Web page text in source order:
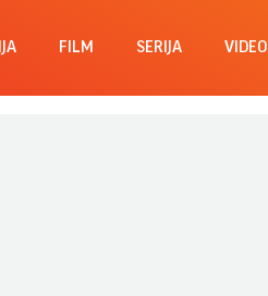
FILM SERIJA VIDEO